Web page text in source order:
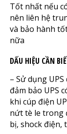
Tốt nhất nếu
nên liên hệ
và bảo hành
nữa
DẤU HIỆU CẦN
– Sử dụng
đảm bảo UPS
khi cúp điện
nứt tè le trong
bị, shock